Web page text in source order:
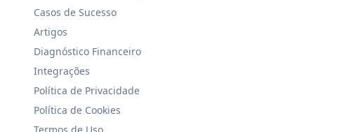
Casos de Sucesso
Artigos
Diagnóstico Financeiro
Integrações
Política de Privacidade
Política de Cookies